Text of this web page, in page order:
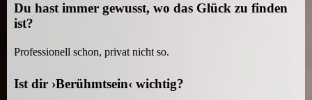
Du hast immer gewusst, wo das Glück zu finden
ist?
Professionell schon, privat nicht so.
Ist dir ›Berühmtsein‹ wichtig?